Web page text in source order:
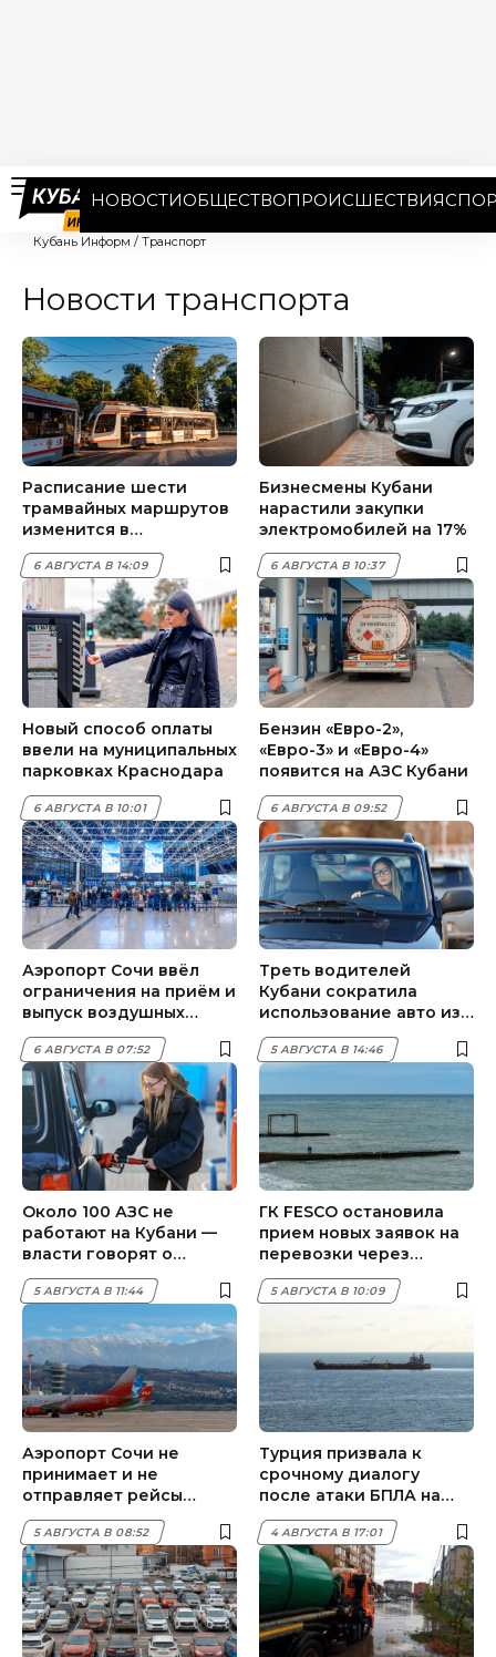
НОВОСТИОБЩЕСТВОПРОИСШЕСТВИЯ
Кубань Информ / Транспорт
Новости транспорта
Расписание шести
трамвайных маршрутов
изменится в
Краснодаре 7 августа
6 АВГУСТА В 14:09
Бизнесмены Кубани
нарастили закупки
электромобилей на 17%
6 АВГУСТА В 10:37
Новый способ оплаты
ввели на муниципальных
парковках Краснодара
6 АВГУСТА В 10:01
Бензин «Евро-2»,
«Евро-3» и «Евро-4»
появится на АЗС Кубани
6 АВГУСТА В 09:52
Аэропорт Сочи ввёл
ограничения на приём и
выпуск воздушных
судов 6 августа
6 АВГУСТА В 07:52
Треть водителей
Кубани сократила
использование авто из-
за проблем с топливом
5 АВГУСТА В 14:46
Около 100 АЗС не
работают на Кубани —
власти говорят о
стабилизации ситуации
5 АВГУСТА В 11:44
ГК FESCO остановила
прием новых заявок на
перевозки через
Черное море
5 АВГУСТА В 10:09
Аэропорт Сочи не
принимает и не
отправляет рейсы
утром 5 августа
5 АВГУСТА В 08:52
Турция призвала к
срочному диалогу
после атаки БПЛА на
суда под
Новороссийском
4 АВГУСТА В 17:01